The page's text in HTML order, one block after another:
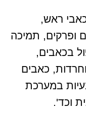
ראש,
ופרקים, תמיכה
בכאבים,
כאבים
במערכת
וכד'.